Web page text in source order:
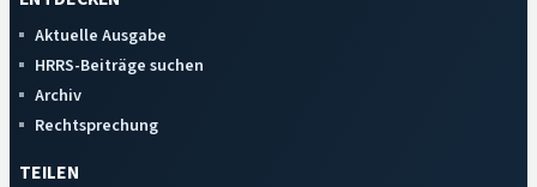
Aktuelle Ausgabe
HRRS-Beiträge suchen
Archiv
Rechtsprechung
TEILEN